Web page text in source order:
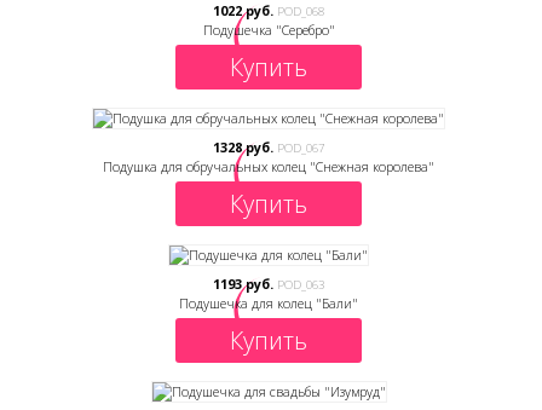
1022 руб. POD_068
Подушечка "Серебро"
Купить
1328 руб. POD_067
Подушка для обручальных колец "Снежная королева"
Купить
1193 руб. POD_063
Подушечка для колец "Бали"
Купить